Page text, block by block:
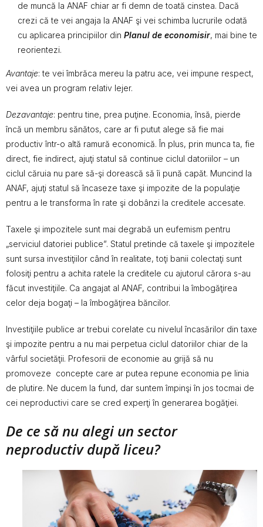
de muncă la ANAF chiar ar fi demn de toată cinstea. Dacă
crezi că te vei angaja la ANAF şi vei schimba lucrurile odată
cu aplicarea principiilor din Planul de economisir, mai bine te
reorientezi.
Avantaje: te vei îmbrăca mereu la patru ace, vei impune respect,
vei avea un program relativ lejer.
Dezavantaje: pentru tine, prea puţine. Economia, însă, pierde
încă un membru sănătos, care ar fi putut alege să fie mai
productiv într-o altă ramură economică. În plus, prin munca ta, fie
direct, fie indirect, ajuţi statul să continue ciclul datoriilor – un
ciclul căruia nu pare să-şi dorească să îi pună capăt. Muncind la
ANAF, ajuţi statul să încaseze taxe şi impozite de la populaţie
pentru a le transforma în rate şi dobânzi la creditele accesate.
Taxele şi impozitele sunt mai degrabă un eufemism pentru
„serviciul datoriei publice”. Statul pretinde că taxele şi impozitele
sunt sursa investiţiilor când în realitate, toţi banii colectaţi sunt
folosiţi pentru a achita ratele la creditele cu ajutorul cărora s-au
făcut investiţiile. Ca angajat al ANAF, contribui la îmbogăţirea
celor deja bogaţi – la îmbogăţirea băncilor.
Investiţiile publice ar trebui corelate cu nivelul încasărilor din taxe
şi impozite pentru a nu mai perpetua ciclul datoriilor chiar de la
vârful societăţii. Profesorii de economie au grijă să nu
promoveze concepte care ar putea repune economia pe linia
de plutire. Ne ducem la fund, dar suntem împinşi în jos tocmai de
cei neproductivi care se cred experţi în generarea bogăţiei.
De ce să nu alegi un sector
neproductiv după liceu?